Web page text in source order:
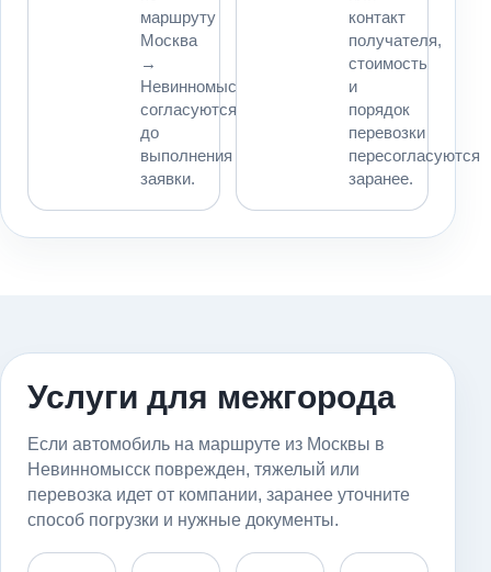
маршруту
Москва
→
Невинномысск
согласуются
до
выполнения
заявки.
контакт
получателя,
стоимость
и
порядок
перевозки
пересогласуются
заранее.
Услуги для межгорода
Если автомобиль на маршруте из Москвы в
Невинномысск поврежден, тяжелый или
перевозка идет от компании, заранее уточните
способ погрузки и нужные документы.